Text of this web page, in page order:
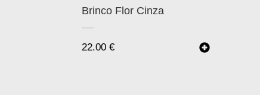
Brinco Flor Cinza
22.00 €